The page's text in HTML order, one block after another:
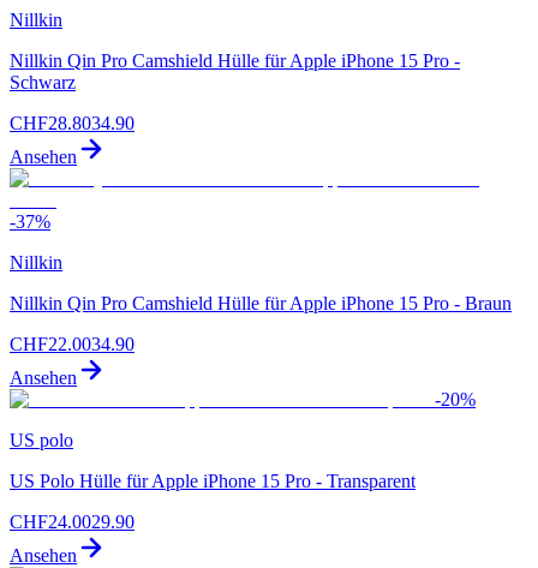
Nillkin
Nillkin Qin Pro Camshield Hülle für Apple iPhone 15 Pro -
Schwarz
CHF28.8034.90
Ansehen
-37%
Nillkin
Nillkin Qin Pro Camshield Hülle für Apple iPhone 15 Pro - Braun
CHF22.0034.90
Ansehen
-20%
US polo
US Polo Hülle für Apple iPhone 15 Pro - Transparent
CHF24.0029.90
Ansehen